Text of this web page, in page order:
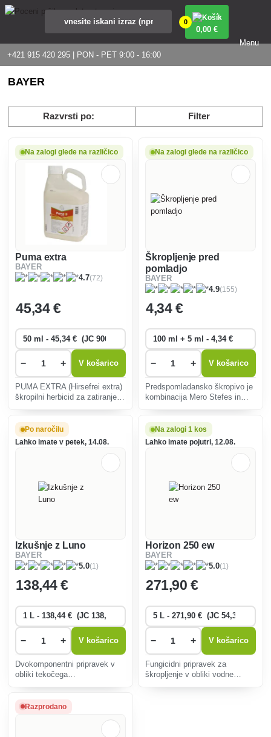
+421 915 420 295 | PON - PET 9:00 - 16:00
0
0,00 €
Menu
BAYER
Razvrsti po: Filter
Na zalogi glede na različico
Puma extra
BAYER
4.7(72)
45,34 €
− + V košarico
PUMA EXTRA (Hirsefrei extra)
škropilni herbicid za zatiranje
enoletnih enozrnatih plevelov v
pšenici, spomladanskem
Na zalogi glede na različico
Škropljenje pred
pomladjo
BAYER
4.9(155)
4,34 €
− + V košarico
Predspomladansko škropivo je
kombinacija Mero Stefes in
sadnega in okrasnega drevja
proti prezimujočim škodljivcem
Po naročilu
Lahko imate v petek, 14.08.
Izkušnje z Luno
BAYER
5.0(1)
138,44 €
− + V košarico
Dvokomponentni pripravek v
obliki tekočega
fungicidno zaščito vinske trte,
Na zalogi 1 kos
Lahko imate pojutri, 12.08.
Horizon 250 ew
BAYER
5.0(1)
271,90 €
− + V košarico
Fungicidni pripravek za
škropljenje v obliki vodne
Razprodano